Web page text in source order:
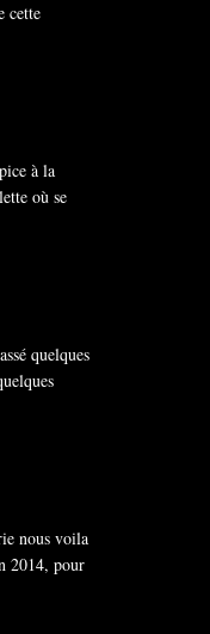
cette
à la
où se
quelques
nous voila
2014, pour